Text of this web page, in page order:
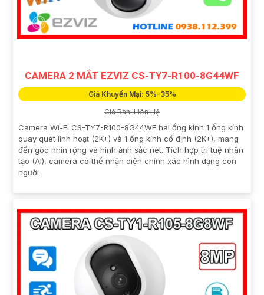
CAMERA 2 MẮT EZVIZ CS-TY7-R100-8G44WF
Giá Khuyến Mại: 5%-35%
Giá Bán: Liên Hệ
Camera Wi-Fi CS-TY7-R100-8G44WF hai ống kính 1 ống kính
quay quét linh hoạt (2K+) và 1 ống kính cố định (2K+), mang
đến góc nhìn rộng và hình ảnh sắc nét. Tích hợp trí tuệ nhân
tạo (AI), camera có thể nhận diện chính xác hình dạng con
người